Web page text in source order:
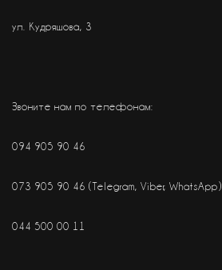
ул. Кудряшова, 3
Звоните нам по телефонам:
094 905 90 46
073 905 90 46 (Telegram, Viber, WhatsApp)
044 500 00 11